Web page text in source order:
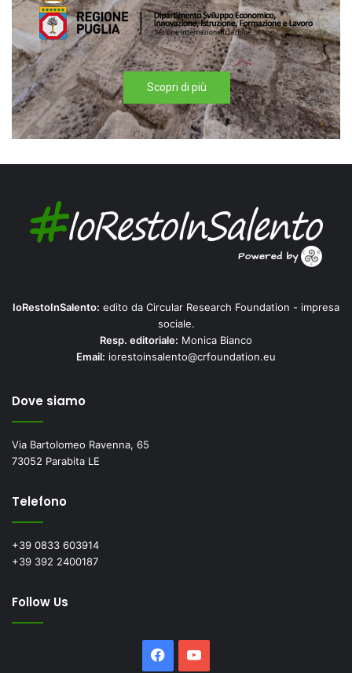
Scopri di più
IoRestoInSalento: edito da Circular Research Foundation - impresa
sociale.
Resp. editoriale: Monica Bianco
Email: iorestoinsalento@crfoundation.eu
Dove siamo
Via Bartolomeo Ravenna, 65
73052 Parabita LE
Telefono
+39 0833 603914
+39 392 2400187
Follow Us
Facebook